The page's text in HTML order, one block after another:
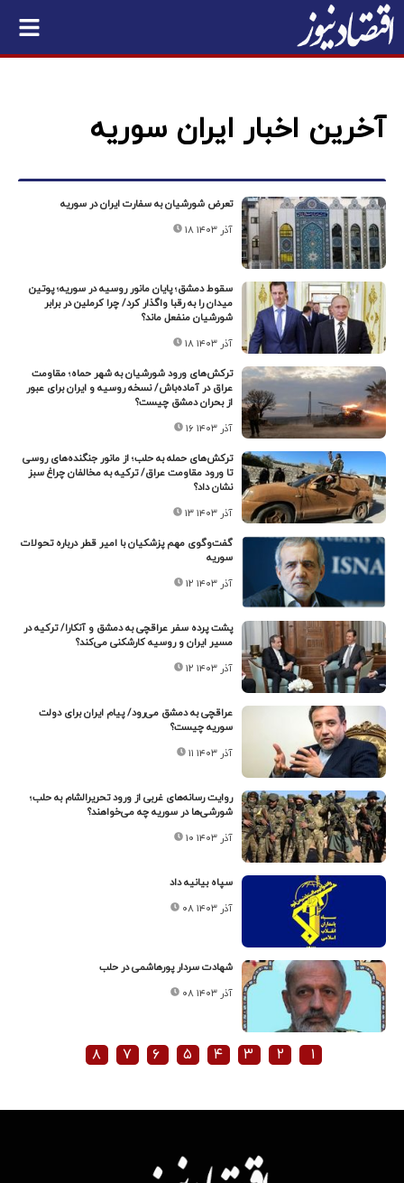
آخرین اخبار ایران سوریه
تعرض شورشیان به سفارت ایران در سوریه
۱۸ آذر ۱۴۰۳
سقوط دمشق؛ پایان مانور روسیه در سوریه؛ پوتین
میدان را به رقبا واگذار کرد/ چرا کرملین در برابر
شورشیان منفعل ماند؟
۱۸ آذر ۱۴۰۳
ترکش‌های ورود شورشیان به شهر حماه؛ مقاومت
عراق در آماده‌باش/ نسخه روسیه و ایران برای عبور
از بحران دمشق چیست؟
۱۶ آذر ۱۴۰۳
ترکش‌های حمله به حلب؛ از مانور جنگنده‌های روسی
تا ورود مقاومت عراق/ ترکیه به مخالفان چراغ سبز
نشان داد؟
۱۳ آذر ۱۴۰۳
گفت‌و‌گوی مهم پزشکیان با امیر قطر درباره تحولات
سوریه
۱۲ آذر ۱۴۰۳
پشت پرده سفر عراقچی به دمشق ‌و آنکارا/ ترکیه در
مسیر ایران و روسیه کارشکنی می‌کند؟
۱۲ آذر ۱۴۰۳
عراقچی به دمشق می‌رود/ پیام ایران برای دولت
سوریه چیست؟
۱۱ آذر ۱۴۰۳
روایت رسانه‌های غربی از ورود تحریرالشام به حلب؛
شورشی‌ها در سوریه چه می‌خواهند؟
۱۰ آذر ۱۴۰۳
سپاه بیانیه داد
۰۸ آذر ۱۴۰۳
شهادت سردار پورهاشمی در حلب
۰۸ آذر ۱۴۰۳
۱ ۲ ۳ ۴ ۵ ۶ ۷ ۸